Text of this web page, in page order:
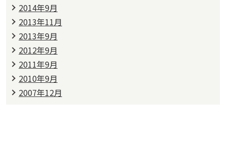
2014年9月
2013年11月
2013年9月
2012年9月
2011年9月
2010年9月
2007年12月